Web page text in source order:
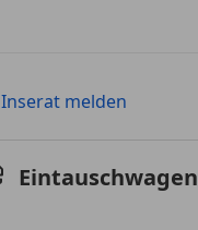
Inserat melden
Eintauschwagen